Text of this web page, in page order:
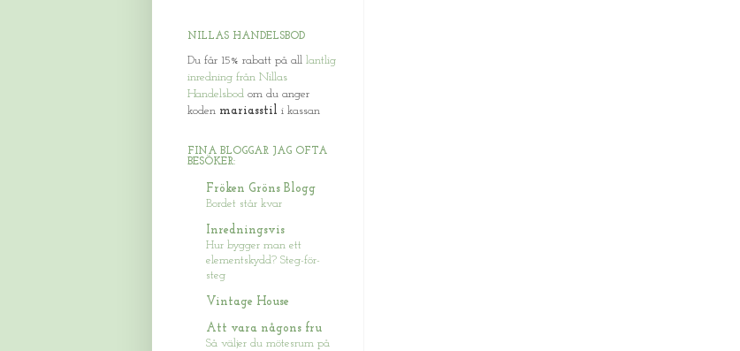
NILLAS HANDELSBOD
Du får 15% rabatt på all lantlig
inredning från Nillas
Handelsbod om du anger
koden mariasstil i kassan
FINA BLOGGAR JAG OFTA
BESÖKER:
Fröken Gröns Blogg
Bordet står kvar
Inredningsvis
Hur bygger man ett
elementskydd? Steg-för-
steg
Vintage House
Att vara någons fru
Så väljer du mötesrum på